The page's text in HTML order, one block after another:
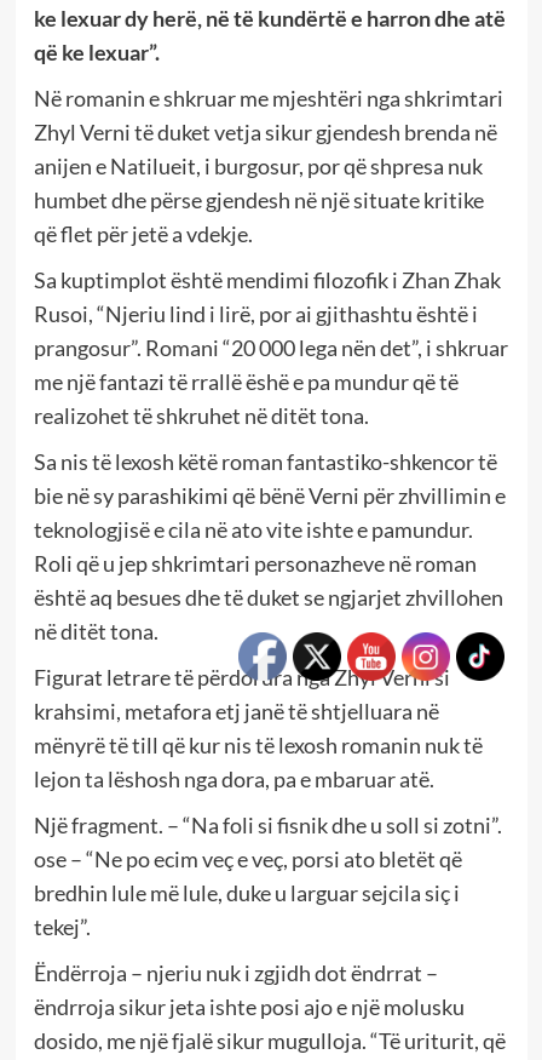
ke lexuar dy herë, në të kundërtë e harron dhe atë
që ke lexuar”.
Në romanin e shkruar me mjeshtëri nga shkrimtari
Zhyl Verni të duket vetja sikur gjendesh brenda në
anijen e Natilueit, i burgosur, por që shpresa nuk
humbet dhe përse gjendesh në një situate kritike
që flet për jetë a vdekje.
Sa kuptimplot është mendimi filozofik i Zhan Zhak
Rusoi, “Njeriu lind i lirë, por ai gjithashtu është i
prangosur”. Romani “20 000 lega nën det”, i shkruar
me një fantazi të rrallë ëshë e pa mundur që të
realizohet të shkruhet në ditët tona.
Sa nis të lexosh këtë roman fantastiko-shkencor të
bie në sy parashikimi që bënë Verni për zhvillimin e
teknologjisë e cila në ato vite ishte e pamundur.
Roli që u jep shkrimtari personazheve në roman
është aq besues dhe të duket se ngjarjet zhvillohen
në ditët tona.
Figurat letrare të përdorura nga Zhyl Verni si
krahsimi, metafora etj janë të shtjelluara në
mënyrë të till që kur nis të lexosh romanin nuk të
lejon ta lëshosh nga dora, pa e mbaruar atë.
Një fragment. – “Na foli si fisnik dhe u soll si zotni”.
ose – “Ne po ecim veç e veç, porsi ato bletët që
bredhin lule më lule, duke u larguar sejcila siç i
tekej”.
Ëndërroja – njeriu nuk i zgjidh dot ëndrrat –
ëndrroja sikur jeta ishte posi ajo e një molusku
dosido, me një fjalë sikur mugulloja. “Të uriturit, që